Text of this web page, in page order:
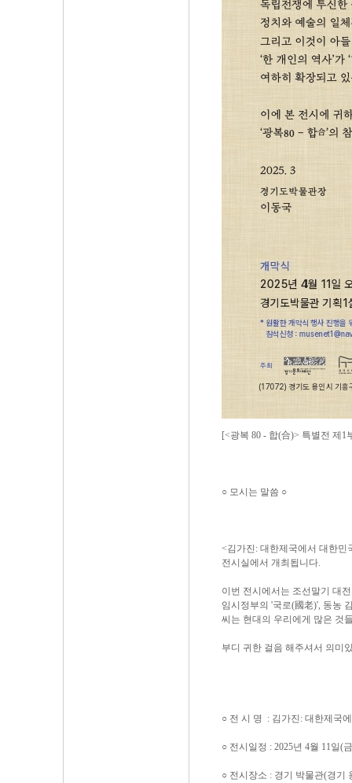
[<광복 80 - 합(合)> 특별전 제
○ 모시는 말씀 ○
<김가진: 대한제국에서 대한민
전시실에서 개최됩니다.
이번 전시에서는 조선말기 대
임시정부의 '국로(國老)', 동농
씨는 현대의 우리에게 많은 것
부디 귀한 걸음 해주셔서 의미
○ 전 시 명 : 김가진: 대한제국
○ 전시일정 : 2025년 4월 11일(
○ 전시장소 : 경기 박물관(경기